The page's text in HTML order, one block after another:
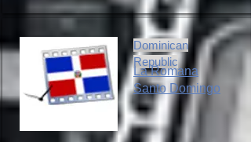
Dominican
Republic
La Romana
Santo Domingo